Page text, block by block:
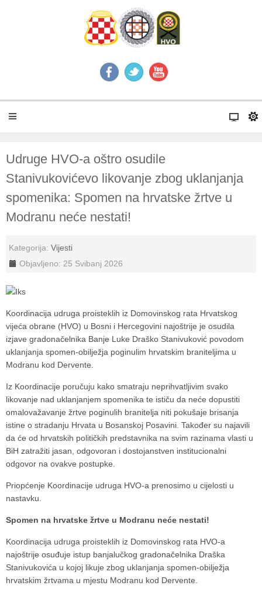
Udruge HVO-a oštro osudile
Stanivukovićevo likovanje zbog uklanjanja
spomenika: Spomen na hrvatske žrtve u
Modranu neće nestati!
Kategorija: Vijesti
Objavljeno: 25 Svibanj 2026
Koordinacija udruga proisteklih iz Domovinskog rata Hrvatskog
vijeća obrane (HVO) u Bosni i Hercegovini najoštrije je osudila
izjave gradonačelnika Banje Luke Draško Stanivuković povodom
uklanjanja spomen-obilježja poginulim hrvatskim braniteljima u
Modranu kod Dervente.
Iz Koordinacije poručuju kako smatraju neprihvatljivim svako
likovanje nad uklanjanjem spomenika te ističu da neće dopustiti
omalovažavanje žrtve poginulih branitelja niti pokušaje brisanja
istine o stradanju Hrvata u Bosanskoj Posavini. Također su najavili
da će od hrvatskih političkih predstavnika na svim razinama vlasti u
BiH zatražiti jasan, odgovoran i dostojanstven institucionalni
odgovor na ovakve postupke.
Priopćenje Koordinacije udruga HVO-a prenosimo u cijelosti u
nastavku.
Spomen na hrvatske žrtve u Modranu neće nestati!
Koordinacija udruga proisteklih iz Domovinskog rata HVO-a
najoštrije osuđuje istup banjalučkog gradonačelnika Draška
Stanivukovića u kojoj likuje zbog uklanjanja spomen-obilježja
hrvatskim žrtvama u mjestu Modranu kod Dervente.